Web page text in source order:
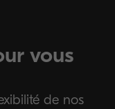
vous
de nos